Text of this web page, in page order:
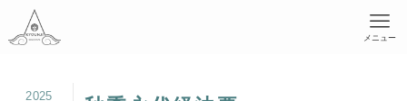
メニュー
2025